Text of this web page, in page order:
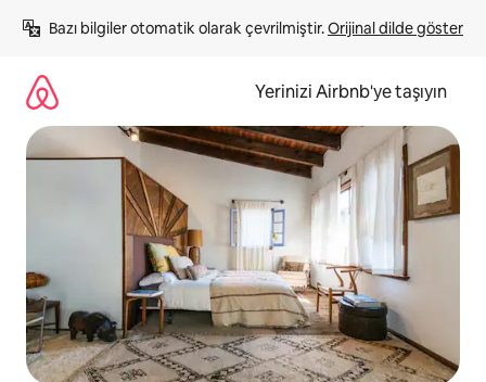
atla
Bazı bilgiler otomatik olarak çevrilmiştir. Orijinal dilde göster
Yerinizi Airbnb'ye taşıyın